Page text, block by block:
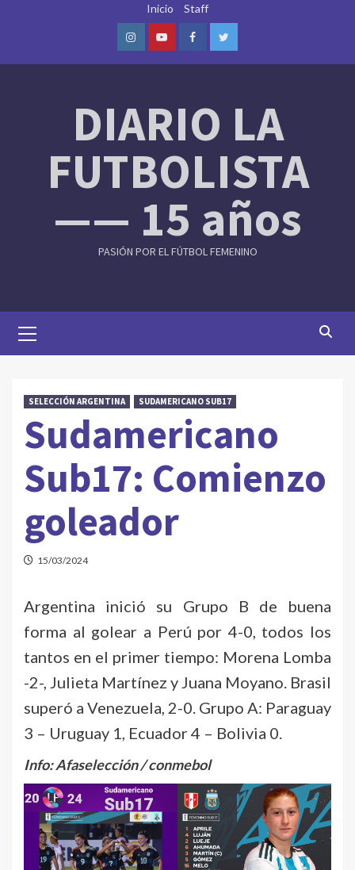
Inicio Staff
InstagramYoutubeFacebookTwitter
DIARIO LA
FUTBOLISTA
—— 15 años
PASIÓN POR EL FÚTBOL FEMENINO
Menu
SELECCIÓN ARGENTINA SUDAMERICANO SUB17
Sudamericano
Sub17: Comienzo
goleador
15/03/2024
Argentina inició su Grupo B de buena
forma al golear a Perú por 4-0, todos los
tantos en el primer tiempo: Morena Lomba
-2-, Julieta Martínez y Juana Moyano. Brasil
superó a Venezuela, 2-0. Grupo A: Paraguay
3 – Uruguay 1, Ecuador 4 – Bolivia 0.
Info: Afaselección / conmebol